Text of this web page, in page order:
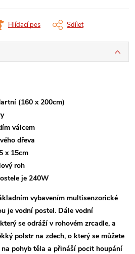
Hlídací pes Sdílet
(160 x 200cm)
válcem
dřeva
x 15cm
roh
je 240W
vybavením multisenzorické
je vodní postel. Dále vodní
se odráží v rohovém zrcadle, a
polstr na zdech, o který se můžete
pohyb těla a přináší pocit houpání